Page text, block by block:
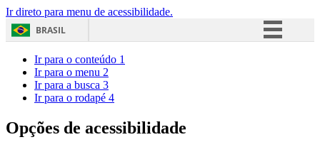
Ir direto para menu de acessibilidade.
BRASIL
Acesso à informação
Ir para o conteúdo 1
Ir para o menu 2
Ir para a busca 3
Ir para o rodapé 4
Opções de acessibilidade